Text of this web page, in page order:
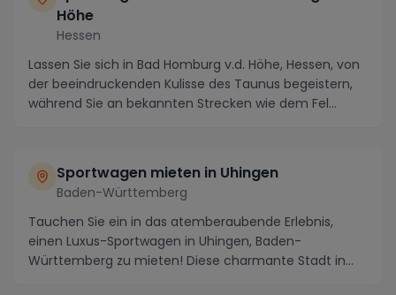
Höhe
Hessen
Lassen Sie sich in Bad Homburg v.d. Höhe, Hessen, von
der beeindruckenden Kulisse des Taunus begeistern,
während Sie an bekannten Strecken wie dem Fel...
Sportwagen mieten in Uhingen
Baden-Württemberg
Tauchen Sie ein in das atemberaubende Erlebnis,
einen Luxus-Sportwagen in Uhingen, Baden-
Württemberg zu mieten! Diese charmante Stadt in